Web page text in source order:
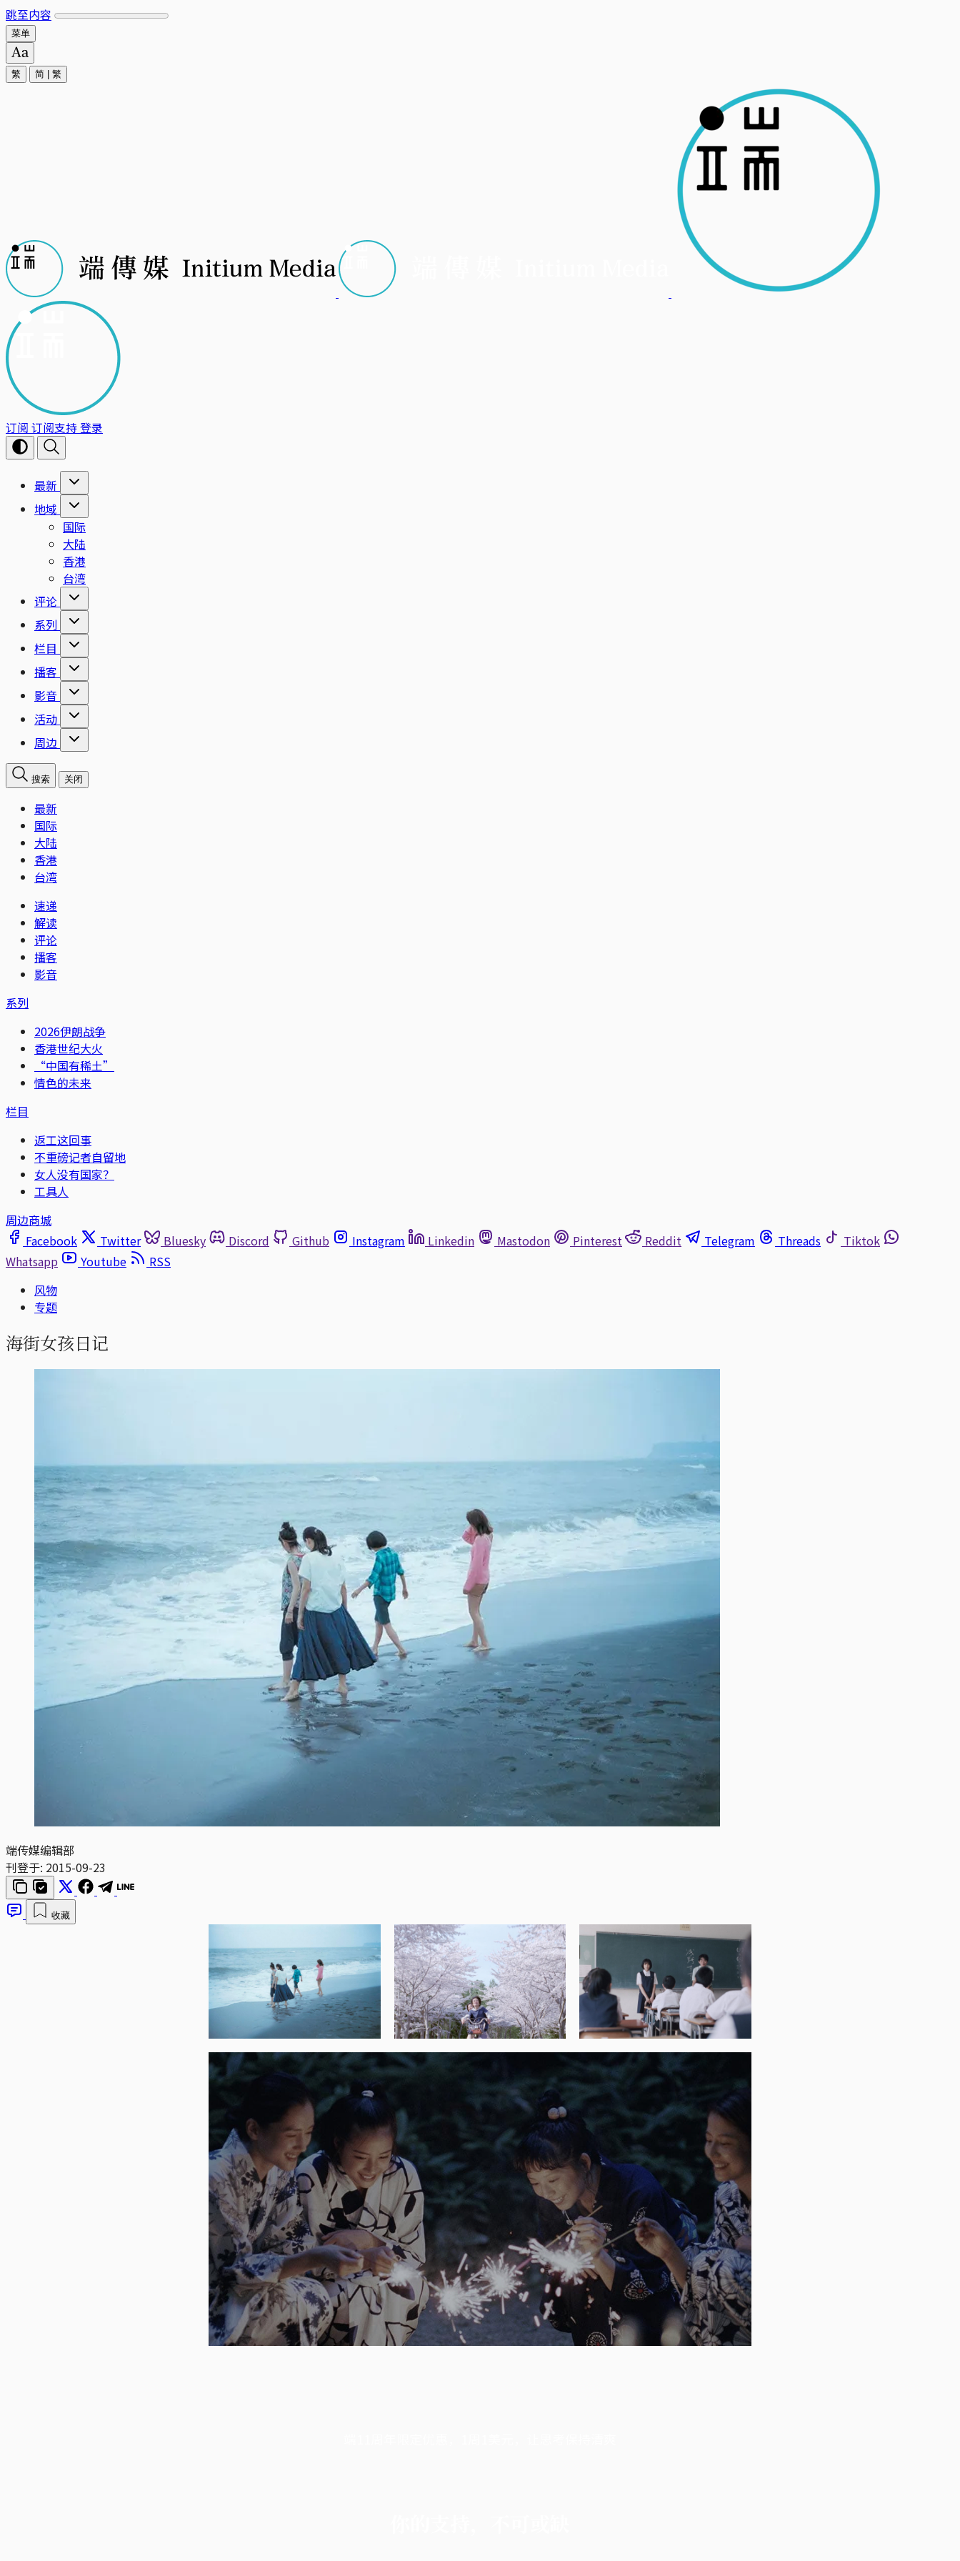
跳至内容
菜单
繁 简 繁
订阅 订阅支持登录
最新
地域
国际
大陆
香港
台湾
评论
系列
栏目
播客
影音
活动
周边
搜索 关闭
最新
国际
大陆
香港
台湾
速递
解读
评论
播客
影音
系列
2026伊朗战争
香港世纪大火
“中国有稀土”
情色的未来
栏目
返工这回事
不重磅记者自留地
女人没有国家？
工具人
周边商城
Facebook
Twitter Bluesky Discord Github Instagram Linkedin Mastodon Pinterest Reddit Telegram Threads
Tiktok
Whatsapp
Youtube
RSS
风物
专题
海街女孩日记
端传媒编辑部
刊登于: 2015-09-23
收藏